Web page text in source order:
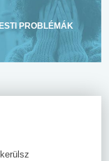
PROBLÉMÁK